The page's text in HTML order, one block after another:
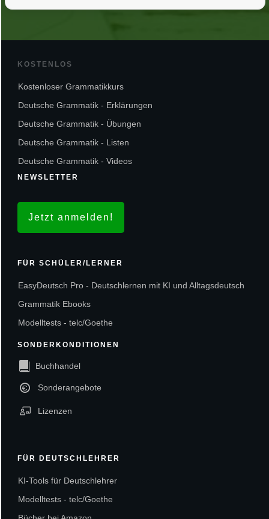
KOSTENLOS
Kostenloser Grammatikkurs
Deutsche Grammatik - Erklärungen
Deutsche Grammatik - Übungen
Deutsche Grammatik - Listen
Deutsche Grammatik - Videos
NEWSLETTER
Jetzt anmelden!
FÜR SCHÜLER/LERNER
EasyDeutsch Pro - Deutschlernen mit KI und Alltagsdeutsch
Grammatik Ebooks
Modelltests - telc/Goethe
SONDERKONDITIONEN
Buchhandel
Sonderangebote
Lizenzen
FÜR DEUTSCHLEHRER
KI-Tools für Deutschlehrer
Modelltests - telc/Goethe